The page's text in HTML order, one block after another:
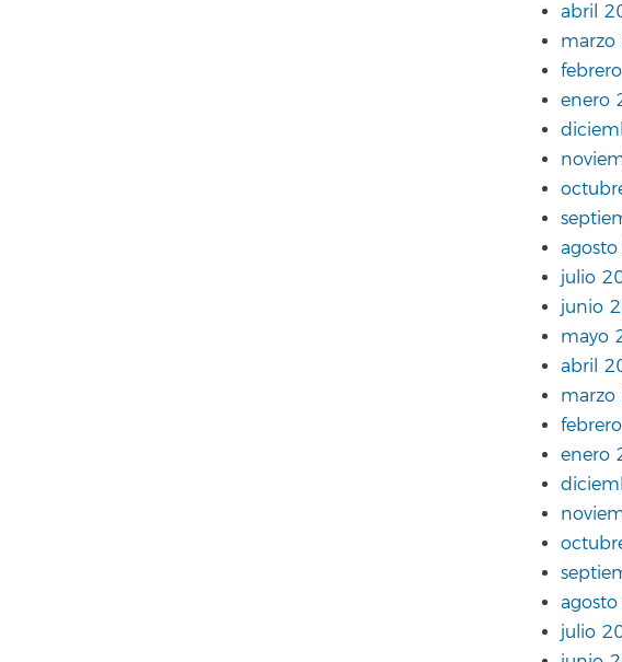
abril
enero
julio
junio
mayo
abril
enero
julio